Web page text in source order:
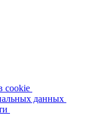
cookie
данных